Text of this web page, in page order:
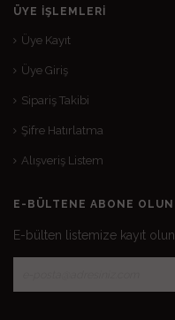
ÜYE İŞLEMLERI
Üye Kayıt
Üye Giriş
Sipariş Takibi
Şifre Hatırlatma
Alışveriş Listem
E-BÜLTENE ABONE OLUN
E-bülten listemize kayıt olun.